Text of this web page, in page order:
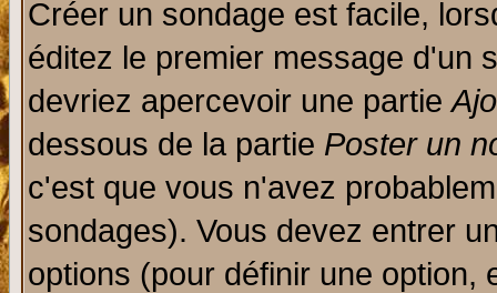
Créer un sondage est facile,
éditez le premier message d'un
devriez apercevoir une partie
dessous de la partie Poster un
c'est que vous n'avez
sondages). Vous devez entrer
options (pour définir une option,